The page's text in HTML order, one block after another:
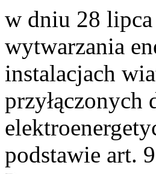
w dniu 28 lipca
wytwarzania
instalacjach
przyłączonych
podstawie art.